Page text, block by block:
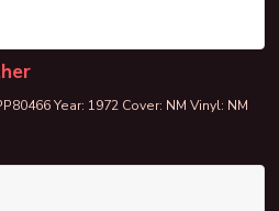
Year: 1972 Cover: NM Vinyl: NM